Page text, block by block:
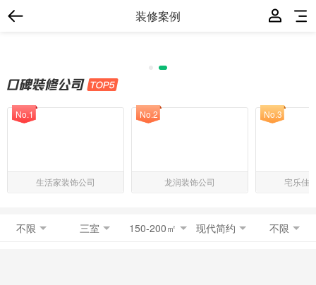
装修案例
生活家装饰公司
No.1
龙润装饰公司
No.2
宅乐佳
No.3
不限 三室 150-200㎡ 现代简约 不限